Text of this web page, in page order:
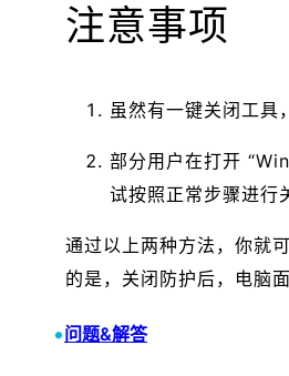
注意事项
虽然有一键关闭工具
部分用户在打开
试按照正常步骤进行
通过以上两种方法，你就
的是，关闭防护后，电脑
•问题&解答